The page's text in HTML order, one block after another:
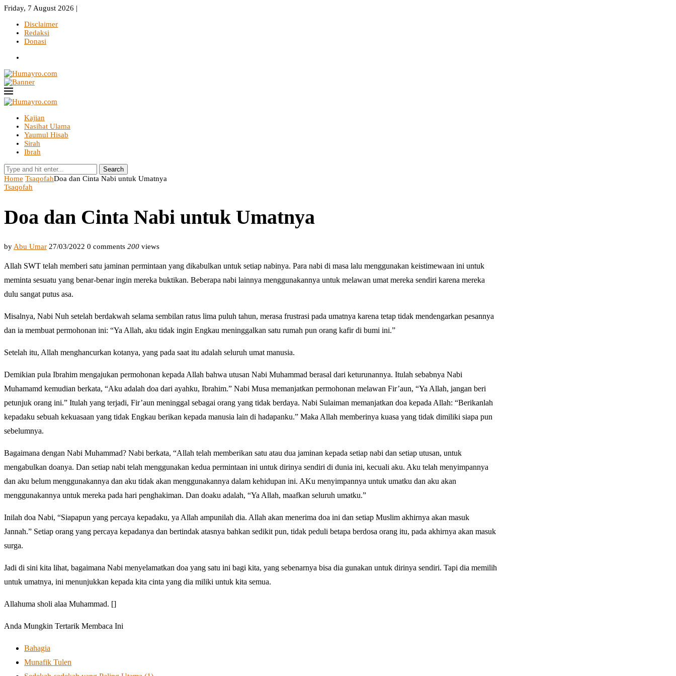
Friday, 7 August 2026 |
Disclaimer
Redaksi
Donasi
Kajian
Nasihat Ulama
Yaumul Hisab
Sirah
Ibrah
Search
Home TsaqofahDoa dan Cinta Nabi untuk Umatnya
Tsaqofah
Doa dan Cinta Nabi untuk Umatnya
by Abu Umar 27/03/2022 0 comments 200 views
Allah SWT telah memberi satu jaminan permintaan yang dikabulkan untuk setiap nabinya. Para nabi di masa lalu menggunakan keistimewaan ini untuk
meminta sesuatu yang benar-benar ingin mereka buktikan. Beberapa nabi lainnya menggunakannya untuk melawan umat mereka sendiri karena mereka
dulu sangat putus asa.
Misalnya, Nabi Nuh setelah berdakwah selama sembilan ratus lima puluh tahun, merasa frustrasi pada umatnya karena tetap tidak mendengarkan pesannya
dan ia membuat permohonan ini: “Ya Allah, aku tidak ingin Engkau meninggalkan satu rumah pun orang kafir di bumi ini.”
Setelah itu, Allah menghancurkan kotanya, yang pada saat itu adalah seluruh umat manusia.
Demikian pula Ibrahim mengajukan permohonan kepada Allah bahwa utusan Nabi Muhammad berasal dari keturunannya. Itulah sebabnya Nabi
Muhamamd kemudian berkata, “Aku adalah doa dari ayahku, Ibrahim.” Nabi Musa memanjatkan permohonan melawan Fir’aun, “Ya Allah, jangan beri
petunjuk orang ini.” Itulah yang terjadi, Fir’aun meninggal sebagai orang yang tidak berdaya. Nabi Sulaiman memanjatkan doa kepada Allah: “Berikanlah
kepadaku sebuah kekuasaan yang tidak Engkau berikan kepada manusia lain di hadapanku.” Maka Allah memberinya kuasa yang tidak dimiliki siapa pun
sebelumnya.
Bagaimana dengan Nabi Muhammad? Nabi berkata, “Allah telah memberikan satu atau dua jaminan kepada setiap nabi dan setiap utusan, untuk
mengabulkan doanya. Dan setiap nabi telah menggunakan kedua permintaan ini untuk dirinya sendiri di dunia ini, kecuali aku. Aku telah menyimpannya
dan aku belum menggunakannya dan aku tidak akan menggunakannya dalam kehidupan ini. AKu menyimpannya untuk umatku dan aku akan
menggunakannya untuk mereka pada hari penghakiman. Dan doaku adalah, “Ya Allah, maafkan seluruh umatku.”
Inilah doa Nabi, “Siapapun yang percaya kepadaku, ya Allah ampunilah dia. Allah akan menerima doa ini dan setiap Muslim akhirnya akan masuk
Jannah.” Setiap orang yang percaya kepadanya dan bertindak atasnya bahkan sedikit pun, tidak peduli betapa berdosa orang itu, pada akhirnya akan masuk
surga.
Jadi di sini kita lihat, bagaimana Nabi menyelamatkan doa yang satu ini bagi kita, yang sebenarnya bisa dia gunakan untuk dirinya sendiri. Tapi dia memilih
untuk umatnya, ini menunjukkan kepada kita cinta yang dia miliki untuk kita semua.
Allahuma sholi alaa Muhammad. []
Anda Mungkin Tertarik Membaca Ini
Bahagia
Munafik Tulen